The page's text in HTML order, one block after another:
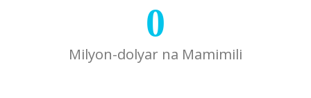
0
Milyon-dolyar na Mamimili